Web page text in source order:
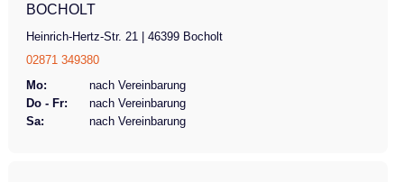
BOCHOLT
Heinrich-Hertz-Str. 21 | 46399 Bocholt
02871 349380
Mo:
nach Vereinbarung
Do - Fr:
nach Vereinbarung
Sa:
nach Vereinbarung